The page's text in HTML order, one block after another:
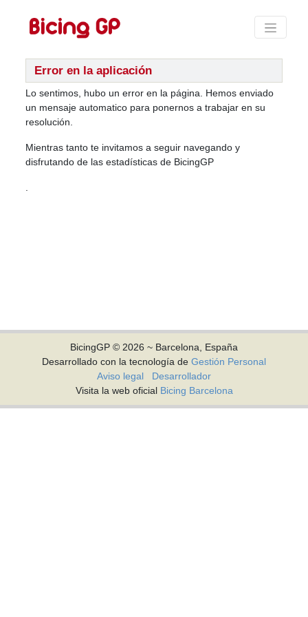
Error en la aplicación
Lo sentimos, hubo un error en la página. Hemos enviado
un mensaje automatico para ponernos a trabajar en su
resolución.
Mientras tanto te invitamos a seguir navegando y
disfrutando de las estadísticas de BicingGP
BicingGP © 2026 ~ Barcelona, España
Desarrollado con la tecnología de Gestión Personal
Aviso legal
Desarrollador
Visita la web oficial Bicing Barcelona